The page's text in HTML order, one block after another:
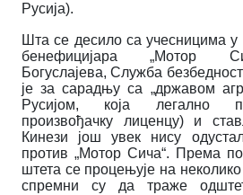
Русија).
Шта се десило са учесницима у
бенефицијара „Мотор
Богуслајева, Служба
је за сарадњу са „државом
Русијом, која легално
произвођачку лиценцу) и
Кинези још увек нису
против „Мотор Сича“. Према
штета се процењује на
спремни су да траже